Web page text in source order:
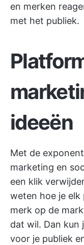
en merken
met het publiek.
ideeën
Met de
marketing en
een klik
weten hoe je
merk op de
dat wil. Dan kun
voor je publiek